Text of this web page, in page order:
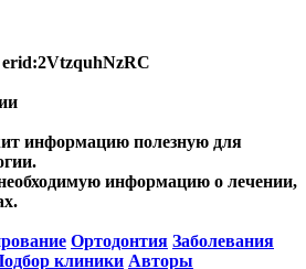
информацию полезную для
информацию о лечении,
Ортодонтия Заболевания
клиники Авторы